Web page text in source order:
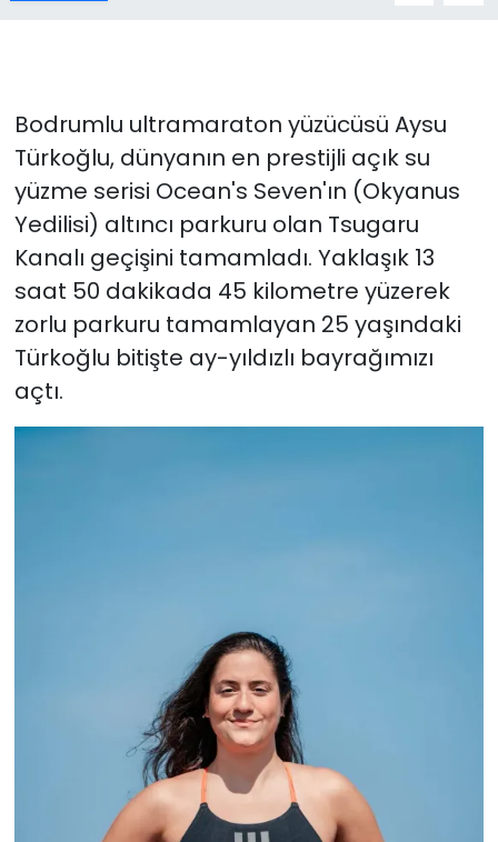
Bodrumlu ultramaraton yüzücüsü Aysu
Türkoğlu, dünyanın en prestijli açık su
yüzme serisi Ocean's Seven'ın (Okyanus
Yedilisi) altıncı parkuru olan Tsugaru
Kanalı geçişini tamamladı. Yaklaşık 13
saat 50 dakikada 45 kilometre yüzerek
zorlu parkuru tamamlayan 25 yaşındaki
Türkoğlu bitişte ay-yıldızlı bayrağımızı
açtı.